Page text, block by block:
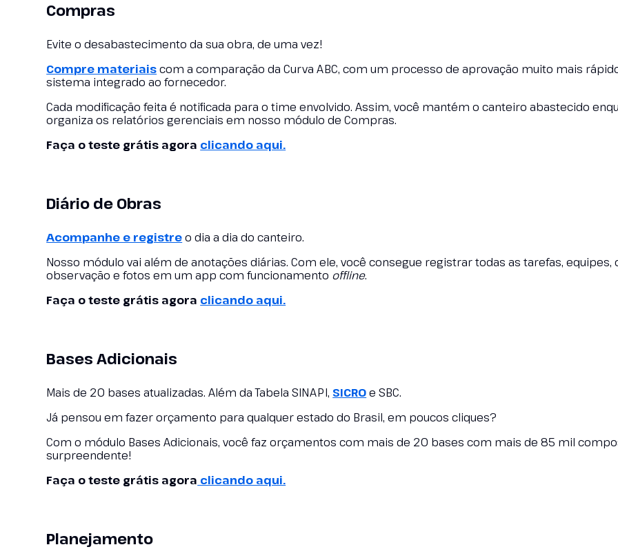
Compras
Evite o desabastecimento da sua obra, de uma vez!
Compre materiaiscom a comparação da Curva ABC, com um processo de aprovação muito mais
sistema integrado ao fornecedor.
Cada modificação feita é notificada para o time envolvido. Assim, você mantém o canteiro abastecido
organiza os relatórios gerenciais em nosso módulo de Compras.
Faça o teste grátis agora clicando aqui.
Diário de Obras
Acompanhe e registreo dia a dia do canteiro.
Nosso módulo vai além de anotações diárias. Com ele, você consegue registrar todas as tarefas, equipes,
observação e fotos em um app com funcionamento offline.
Faça o teste grátis agora clicando aqui.
Bases Adicionais
Mais de 20 bases atualizadas. Além da Tabela SINAPI, SICROe SBC.
Já pensou em fazer orçamento para qualquer estado do Brasil, em poucos cliques?
Com o módulo Bases Adicionais, você faz orçamentos com mais de 20 bases com mais de 85 mil
surpreendente!
Faça o teste grátis agora clicando aqui.
Planejamento